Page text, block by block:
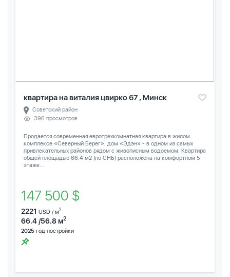
квартира на виталия цвирко 67 , Минск
Советский район
396 просмотров
Продается современная евротрехкомнатная квартира в жилом
комплексе «Северный Берег», дом «Эдэн» - в одном из самых
привлекательных районов рядом с живописным водоемом. Квартира
общей площадью 66,4 м2 (по СНБ) расположена на комфортном 5
этаже...
147 500 $
2221 USD / м2
66.4 /56.8 м2
2025 год постройки